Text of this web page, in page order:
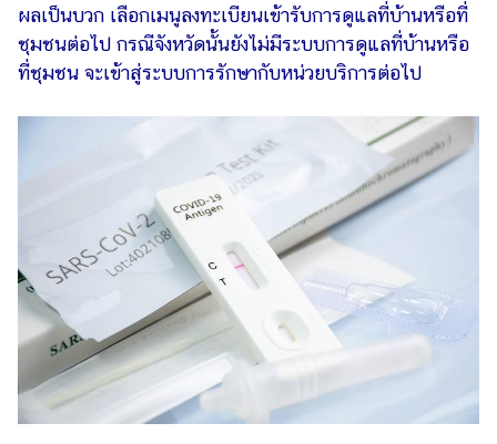
ผลเป็นบวก เลือกเมนูลงทะเบียนเข้ารับการดูแลที่บ้านหรือที่
ชุมชนต่อไป กรณีจังหวัดนั้นยังไม่มีระบบการดูแลที่บ้านหรือ
ที่ชุมชน จะเข้าสู่ระบบการรักษากับหน่วยบริการต่อไป